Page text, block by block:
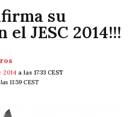
su
JESC 2014!!!
2014 a las 17:33 CEST
11:59 CEST